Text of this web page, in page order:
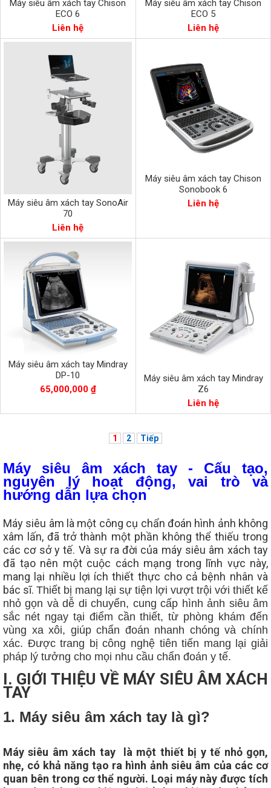
Máy siêu âm xách tay Chison
ECO 6
Liên hệ
Máy siêu âm xách tay Chison
ECO 5
Liên hệ
Máy siêu âm xách tay SonoAir
70
Liên hệ
Máy siêu âm xách tay Chison
Sonobook 6
Liên hệ
Máy siêu âm xách tay Mindray
DP-10
65,000,000 ₫
Máy siêu âm xách tay Mindray
Z6
Liên hệ
1 2 Tiếp
Máy siêu âm xách tay - Cấu tạo,
nguyên lý hoạt động, vai trò và
hướng dẫn lựa chọn
Máy siêu âm là một công cụ chẩn đoán hình ảnh không
xâm lấn, đã trở thành một phần không thể thiếu trong
các cơ sở y tế. Và sự ra đời của máy siêu âm xách tay
đã tạo nên một cuộc cách mạng trong lĩnh vực này,
mang lại nhiều lợi ích thiết thực cho cả bệnh nhân và
bác sĩ. Thiết bị mang lại sự tiện lợi vượt trội với thiết kế
nhỏ gọn và dễ di chuyển, cung cấp hình ảnh siêu âm
sắc nét ngay tại điểm cần thiết, từ phòng khám đến
vùng xa xôi, giúp chẩn đoán nhanh chóng và chính
xác. Được trang bị công nghệ tiên tiến mang lại giải
pháp lý tưởng cho mọi nhu cầu chẩn đoán y tế.
I. GIỚI THIỆU VỀ MÁY SIÊU ÂM XÁCH
TAY
1. Máy siêu âm xách tay là gì?
Máy siêu âm xách taylà một thiết bị y tế nhỏ gọn,
nhẹ, có khả năng tạo ra hình ảnh siêu âm của các cơ
quan bên trong cơ thể người. Loại máy này được tích